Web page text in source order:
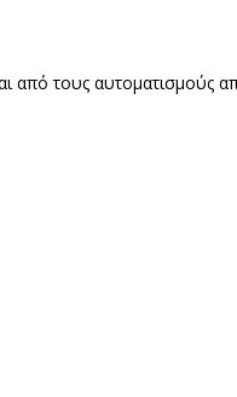
από τους αυτοματισμούς